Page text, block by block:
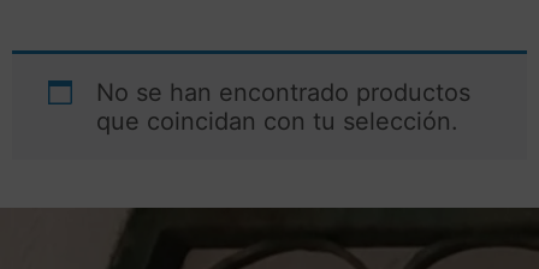
No se han encontrado productos
que coincidan con tu selección.